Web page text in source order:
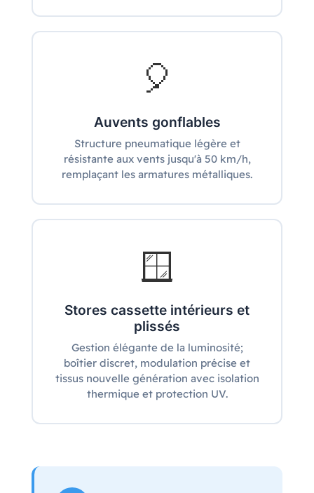
🎈
Auvents gonflables
Structure pneumatique légère et
résistante aux vents jusqu'à 50 km/h,
remplaçant les armatures métalliques.
🪟
Stores cassette intérieurs et
plissés
Gestion élégante de la luminosité;
boîtier discret, modulation précise et
tissus nouvelle génération avec isolation
thermique et protection UV.